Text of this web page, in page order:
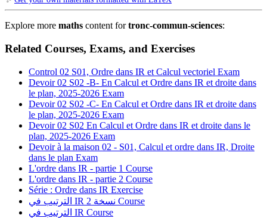
Explore more maths content fortronc-commun-sciences:
Related Courses, Exams, and Exercises
Control 02 S01, Ordre dans IR et Calcul vectoriel Exam
Devoir 02 S02 -B- En Calcul et Ordre dans IR et droite dans
le plan, 2025-2026 Exam
Devoir 02 S02 -C- En Calcul et Ordre dans IR et droite dans
le plan, 2025-2026 Exam
Devoir 02 S02 En Calcul et Ordre dans IR et droite dans le
plan, 2025-2026 Exam
Devoir à la maison 02 - S01, Calcul et ordre dans IR, Droite
dans le plan Exam
L'ordre dans IR - partie 1 Course
L'ordre dans IR - partie 2 Course
Série : Ordre dans IR Exercise
Course
الترتيب في IR Course